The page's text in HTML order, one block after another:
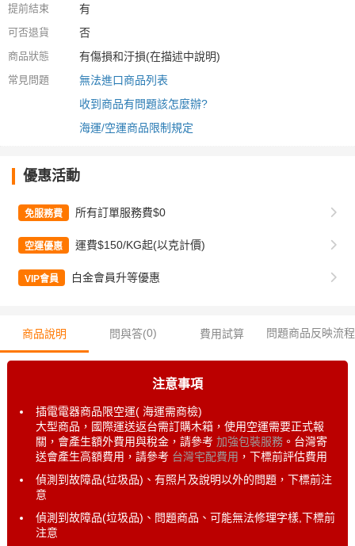
提前結束 有
可否退貨 否
商品狀態 有傷損和汙損(在描述中說明)
常見問題
無法進口商品列表
收到商品有問題該怎麼辦?
海運/空運商品限制規定
優惠活動
免服務費 所有訂單服務費$0
空運優惠 運費$150/KG起(以克計價)
VIP會員 白金會員升等優惠
商品說明 問與答(0) 費用試算 問題商品反映流程
注意事項
插電電器商品限空運( 海運需商檢)
大型商品，國際運送返台需訂購木箱，使用空運需要正式報
關，會產生額外費用與稅金，請參考 加強包裝服務。台灣寄
送會產生高額費用，請參考 台灣宅配費用 ，下標前評估費用
偵測到故障品(垃圾品)、有照片及說明以外的問題，下標前注
意
偵測到故障品(垃圾品)、問題商品、可能無法修理字樣,下標前
注意